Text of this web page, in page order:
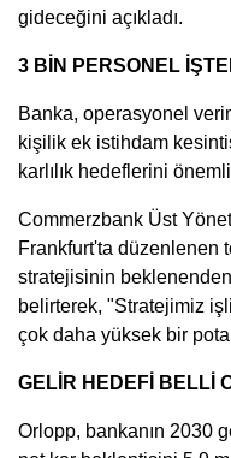
gideceğini açıkladı.
3 BİN PERSONEL
Banka, operasyonel
kişilik ek istihdam
karlılık hedeflerini
Commerzbank Üst
Frankfurt'ta düzenlenen
stratejisinin
belirterek, "Stratejimiz
çok daha yüksek bir
GELİR HEDEFİ BELLİ
Orlopp, bankanın 2030